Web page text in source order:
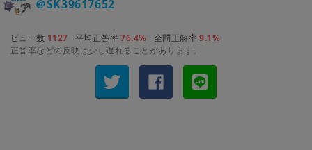
＠SK39617652
ビュー数 1127 平均正答率76.4% 全問正解率9.1%
正答率などの反映は少し遅れることがあります。